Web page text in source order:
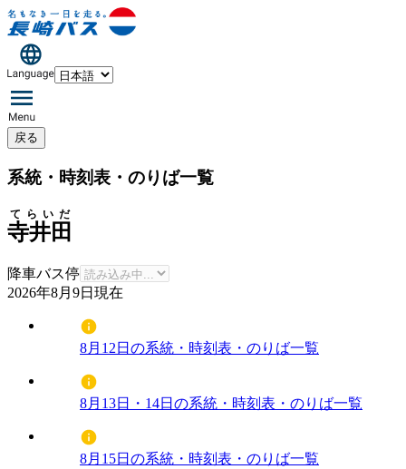
戻る
系統・時刻表・のりば一覧
寺井田
てらいだ
降車バス停
2026年8月9日 現在
8月12日の系統・時刻表・のりば一覧
8月13日・14日の系統・時刻表・のりば一覧
8月15日の系統・時刻表・のりば一覧